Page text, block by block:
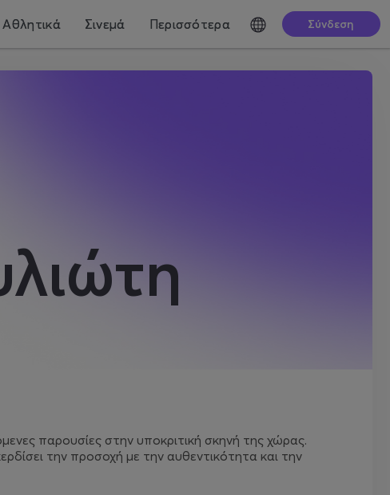
Αθλητικά Σινεμά Περισσότερα Σύνδεση
παρουσίες στην υποκριτική σκηνή της χώρας.
την προσοχή με την αυθεντικότητα και την